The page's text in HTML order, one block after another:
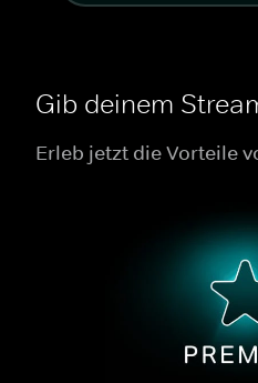
Gib deinem
Erleb jetzt die Vorteile